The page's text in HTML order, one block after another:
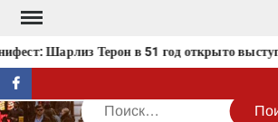
Перейти
содержимому
Шарлиз Терон в 51 год открыто
facebook
Поиск